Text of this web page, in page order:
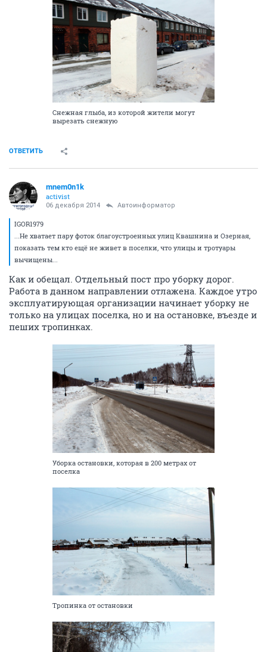
Снежная глыба, из которой жители могут
вырезать снежную
ОТВЕТИТЬ
mnem0n1k
activist
06 декабря 2014 Автоинформатор
IGOR1979
...Не хватает пару фоток благоустроенных улиц Квашнина и Озерная,
показать тем кто ещё не живет в поселки, что улицы и тротуары
вычищены...
Как и обещал. Отдельный пост про уборку дорог.
Работа в данном направлении отлажена. Каждое утро
эксплуатирующая организации начинает уборку не
только на улицах поселка, но и на остановке, въезде и
пеших тропинках.
Уборка остановки, которая в 200 метрах от
поселка
Тропинка от остановки